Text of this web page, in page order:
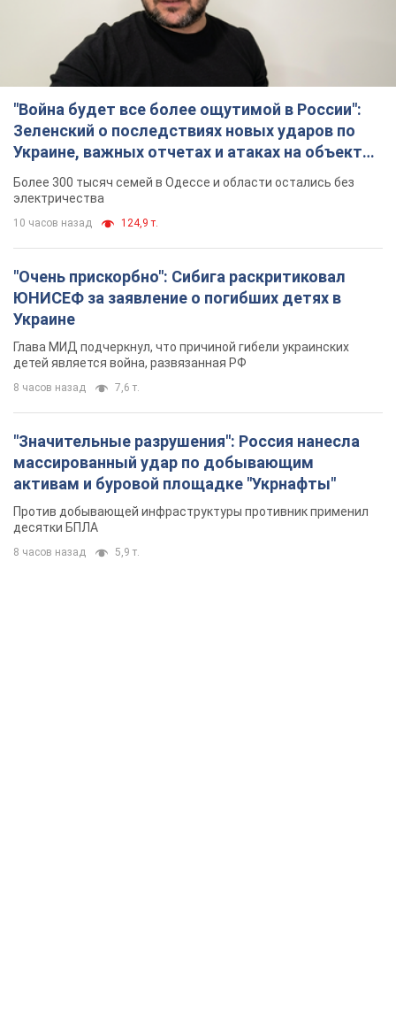
"Война будет все более ощутимой в России":
Зеленский о последствиях новых ударов по
Украине, важных отчетах и атаках на объекты
противника. Видео
Более 300 тысяч семей в Одессе и области остались без
электричества
10 часов назад 124,9 т.
"Очень прискорбно": Сибига раскритиковал
ЮНИСЕФ за заявление о погибших детях в
Украине
Глава МИД подчеркнул, что причиной гибели украинских
детей является война, развязанная РФ
8 часов назад 7,6 т.
"Значительные разрушения": Россия нанесла
массированный удар по добывающим
активам и буровой площадке "Укрнафты"
Против добывающей инфраструктуры противник применил
десятки БПЛА
8 часов назад 5,9 т.